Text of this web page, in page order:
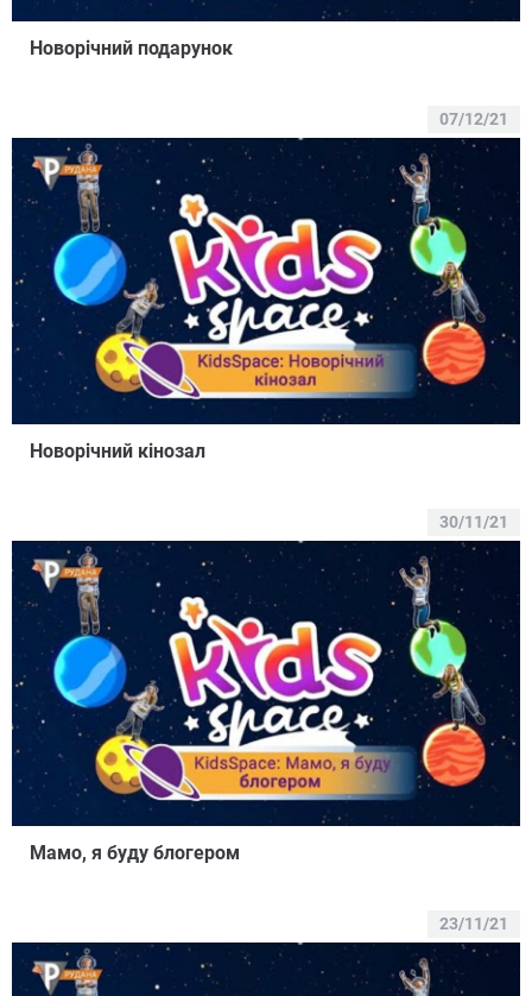
Новорічний подарунок
07/12/21
Новорічний кінозал
30/11/21
Мамо, я буду блогером
23/11/21